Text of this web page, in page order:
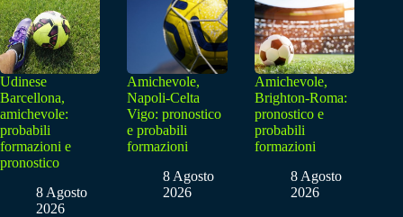
Udinese
Barcellona,
amichevole:
probabili
formazioni e
pronostico
8 Agosto
2026
Amichevole,
Napoli-Celta
Vigo: pronostico
e probabili
formazioni
8 Agosto
2026
Amichevole,
Brighton-Roma:
pronostico e
probabili
formazioni
8 Agosto
2026